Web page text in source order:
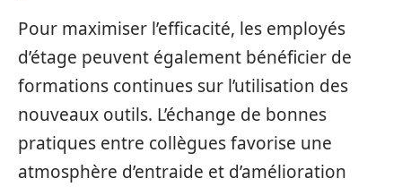
Pour maximiser l’efficacité, les employés
d’étage peuvent également bénéficier de
formations continues sur l’utilisation des
nouveaux outils. L’échange de bonnes
pratiques entre collègues favorise une
atmosphère d’entraide et d’amélioration